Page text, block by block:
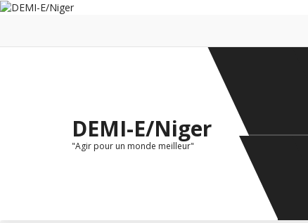
Aller
DEMI-E/Niger
"Agir pour un monde meilleur"